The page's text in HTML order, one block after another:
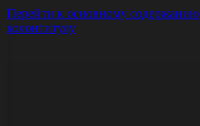
Перейти к основному содержанию
колонтитулу